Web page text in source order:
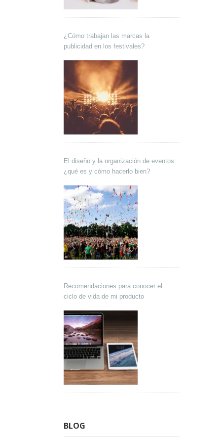
¿Cómo trabajan las marcas la
publicidad en los festivales?
El diseño y la organización de eventos:
¿qué es y cómo hacerlo bien?
Recomendaciones para conocer el
ciclo de vida de mi producto
BLOG